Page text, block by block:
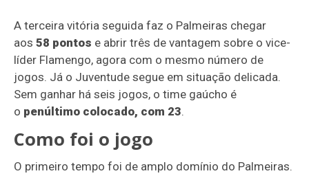
A terceira vitória seguida faz o Palmeiras chegar
aos58 pontos e abrir três de vantagem sobre o vice-
líder Flamengo, agora com o mesmo número de
jogos. Já o Juventude segue em situação delicada.
Sem ganhar há seis jogos, o time gaúcho é
o penúltimo colocado, com 23.
Como foi o jogo
O primeiro tempo foi de amplo domínio do Palmeiras.